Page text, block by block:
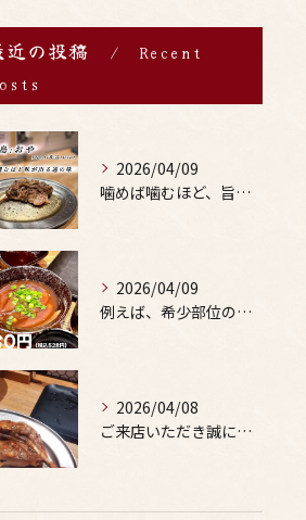
近の投稿
Recent
2026/04/09
噛めば噛むほど、旨みがあふれる。
2026/04/09
例えば、希少部位の串を試したり、季節限定の地酒を味わったりす...
2026/04/08
ご来店いただき誠にありがとうございます。